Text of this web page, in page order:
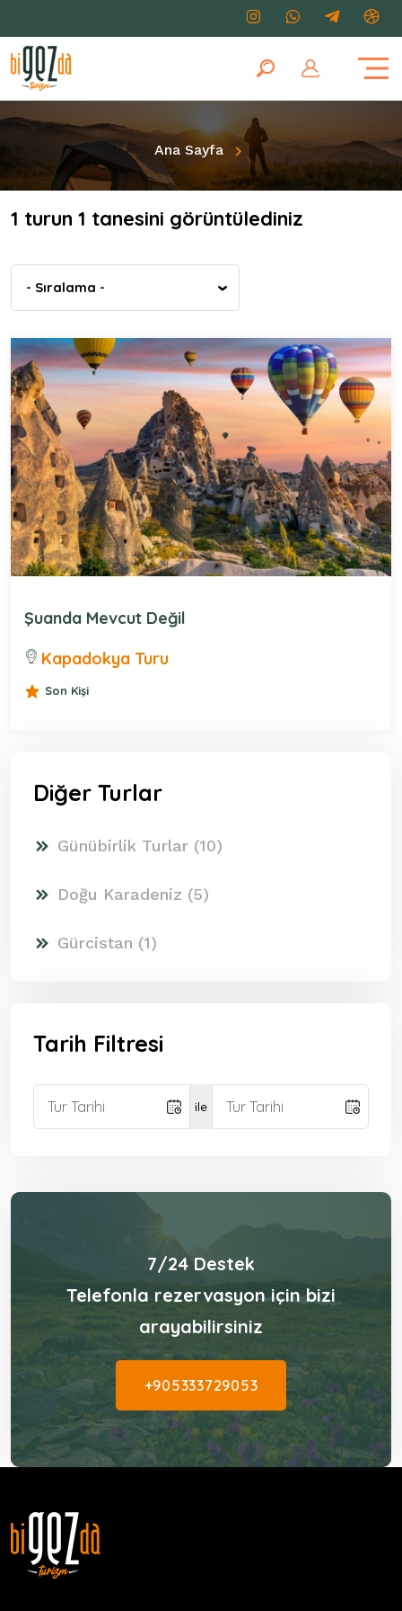
Ana Sayfa
1 turun 1 tanesini görüntülediniz
- Sıralama -
Şuanda Mevcut Değil
Kapadokya Turu
Son Kişi
Diğer Turlar
Günübirlik Turlar (10)
Doğu Karadeniz (5)
Gürcistan (1)
Tarih Filtresi
7/24 Destek
Telefonla rezervasyon için bizi
arayabilirsiniz
+905333729053